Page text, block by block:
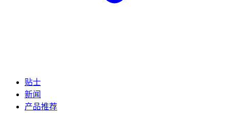
贴士
新闻
产品推荐